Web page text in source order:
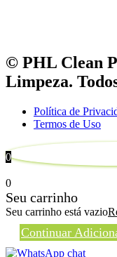
© PHL Clean
Limpeza.
Política de
Termos de Uso
0
0
Seu carrinho
Seu carrinho está vazio
Continuar